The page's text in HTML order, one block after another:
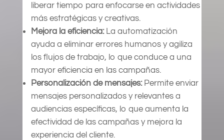
liberar tiempo para enfocarse en actividades
más estratégicas y creativas.
Mejora la eficiencia:La automatización
ayuda a eliminar errores humanos y agiliza
los flujos de trabajo, lo que conduce a una
mayor eficiencia en las campañas.
Personalización de mensajes:Permite enviar
mensajes personalizados y relevantes a
audiencias específicas, lo que aumenta la
efectividad de las campañas y mejora la
experiencia del cliente.